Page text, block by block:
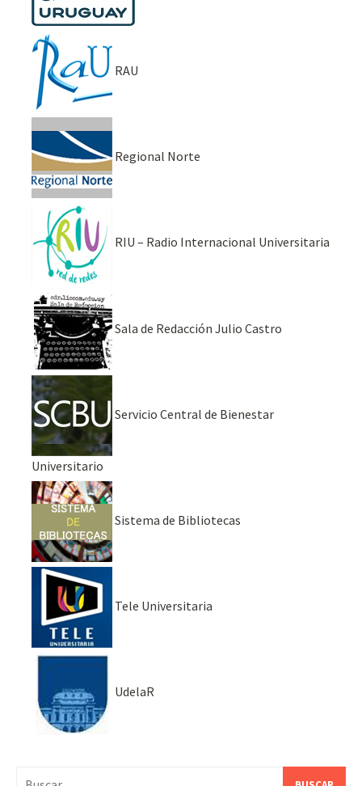
RAU
Regional Norte
RIU – Radio Internacional Universitaria
Sala de Redacción Julio Castro
Servicio Central de Bienestar
Universitario
Sistema de Bibliotecas
Tele Universitaria
UdelaR